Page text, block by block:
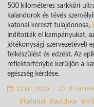
500 kilométeres sarkköri
kalandorok és tévés
katonai kereszt tulajdonosa,
indították el kampányukat,
jótékonysági szervezetével)
felkészülést és edzést. Az
reflektorfénybe kerüljön a
egészség kérdése.
22 jan. 2025 0
katonai outdoor